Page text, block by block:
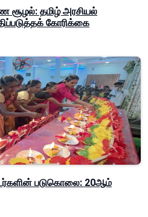
சூழல்: தமிழ் அரசியல்
கோரிக்கை
படுகொலை: 20ஆம்